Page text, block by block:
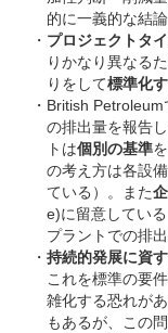
的に一義的な結
・ プロジェクトタ
りかなり異なる
りをして標準化
・ British
の排出量を報告
トは個別の基準
の考え方は各設
ている）。また
e)に留意してい
プラントでの排
・ 持続的発展に資
これを標準の要
雑化する恐れが
もあるが、この